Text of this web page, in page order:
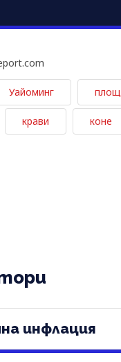
Уайоминг площ
крави коне
инфлация